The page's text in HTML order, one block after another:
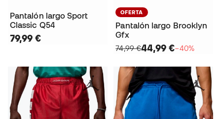
Pantalón largo Sport
Classic Q54
79,99 €
OFERTA
Pantalón largo Brooklyn
Gfx
74,99 €44,99 €−40%